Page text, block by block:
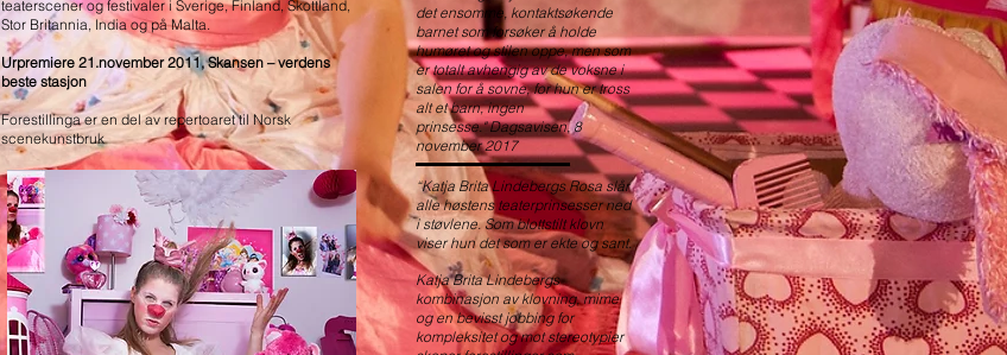
teaterscener og festivaler i Sverige, Finland, Skottland,
Stor Britannia, India og på Malta.
Urpremiere 21.november 2011, Skansen – verdens
beste stasjon
Forestillinga er en del av repertoaret til Norsk
scenekunstbruk
det ensomme, kontaktsøkende
barnet som forsøker å holde
humøret og stilen oppe, men som
er totalt avhengig av de voksne i
salen for å sovne, for hun er tross
alt et barn, ingen
prinsesse." Dagsavisen, 8
november 2017
“Katja Brita Lindebergs Rosa slår
alle høstens teaterprinsesser ned
i støvlene. Som blottstilt klovn
viser hun det som er ekte og sant.
Katja Brita Lindebergs
kombinasjon av klovning, mime
og en bevisst jobbing for
kompleksitet og mot stereotypier